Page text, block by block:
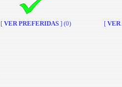
[VER PREFERIDAS ] (0) [ VER